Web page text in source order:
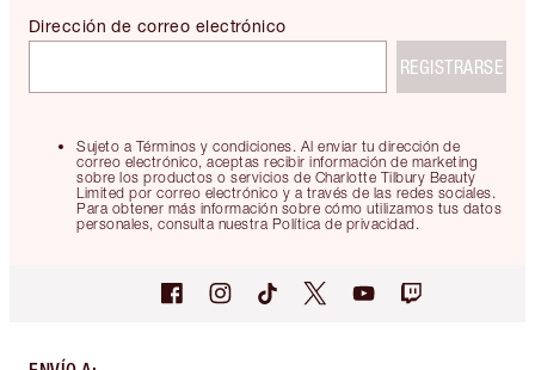
Sujeto a Términos y condiciones. Al enviar tu dirección de
correo electrónico, aceptas recibir información de marketing
sobre los productos o servicios de Charlotte Tilbury Beauty
Limited por correo electrónico y a través de las redes sociales.
Para obtener más información sobre cómo utilizamos tus datos
personales, consulta nuestra Política de privacidad.
Dirección de correo electrónico
REGISTRARSE